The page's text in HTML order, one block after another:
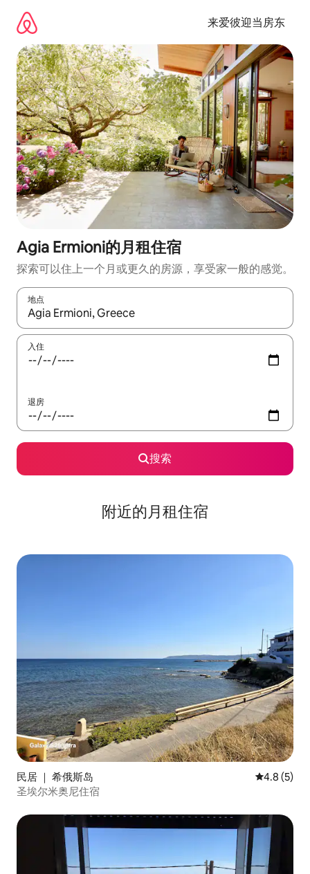
来爱彼迎当房东
Agia Ermioni的月租住宿
探索可以住上一个月或更久的房源，享受家一般的感觉。
地点
如有搜索结果，请使用上下方向键查看，或通过点击或滑动手势
入住
退房
搜索
附近的月租住宿
民居 ｜ 希俄斯岛 平均评分
4.8 (5)
圣埃尔米奥尼住宿